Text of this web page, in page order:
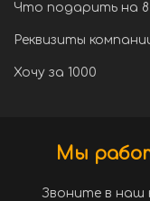
Что подарить на
Реквизиты
Хочу за 1000
Мы
Звоните в наш